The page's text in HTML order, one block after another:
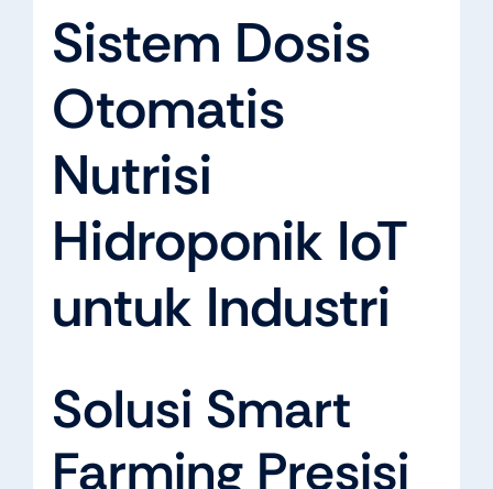
Sistem Dosis
Otomatis
Nutrisi
Hidroponik IoT
untuk Industri
Solusi Smart
Farming Presisi